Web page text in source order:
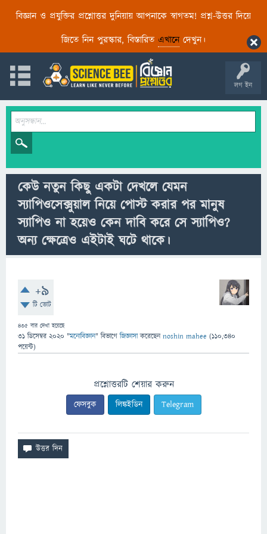
বিজ্ঞান ও প্রযুক্তির প্রশ্নোত্তর দুনিয়ায় আপনাকে স্বাগতম! প্রশ্ন-উত্তর দিয়ে
জিতে নিন পুরস্কার, বিস্তারিত এখানেদেখুন।
লগ ইন
কেউ নতুন কিছু একটা দেখলে যেমন
স্যাপিওসেক্সুয়াল নিয়ে পোস্ট করার পর মানুষ
স্যাপিও না হয়েও কেন দাবি করে সে স্যাপিও?
অন্য ক্ষেত্রেও এইটাই ঘটে থাকে।
+9
টি ভোট
435 বার দেখা হয়েছে
31 ডিসেম্বর 2020 "মনোবিজ্ঞান" বিভাগে জিজ্ঞাসাকরেছেনnoshin mahee (110,340
পয়েন্ট)
প্রশ্নোত্তরটি শেয়ার করুন
ফেসবুক লিঙ্কইডিন Telegram